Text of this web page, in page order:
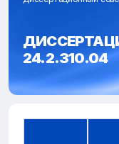
24.2.310.04